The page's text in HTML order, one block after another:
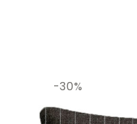
-30%